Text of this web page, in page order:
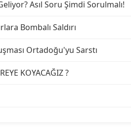
Asıl Soru Şimdi Sorulmalı!
Bombalı Saldırı
Ortadoğu'yu Sarstı
KOYACAĞIZ ?